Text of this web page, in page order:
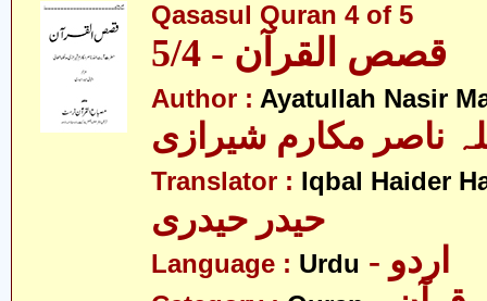
Qasasul Quran 4 of 5
قصص القرآن - 5/4
Author : Ayatullah Nasir
ناصر مکارم شیرازی
Translator : Iqbal Haider
حیدر حیدری
Language : Urdu - اردو